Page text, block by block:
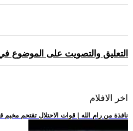
التعليق والتصويت على الموضوع
اخر الافلام
.. نافذة من رام الله | قوات الاحتلال تقتحم مخيم